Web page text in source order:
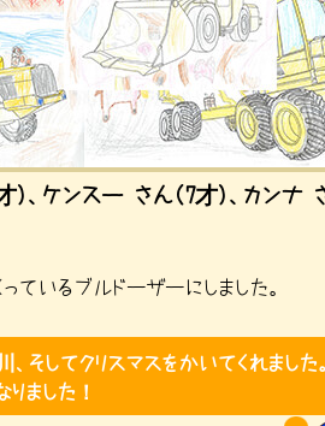
）、ケンスー さん（7才）、カンナ
ているブルドーザーにしました。
、そしてクリスマスをかいてくれました
ました！